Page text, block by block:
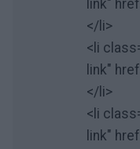
link"
</li>
<li
link"
</li>
<li
link"